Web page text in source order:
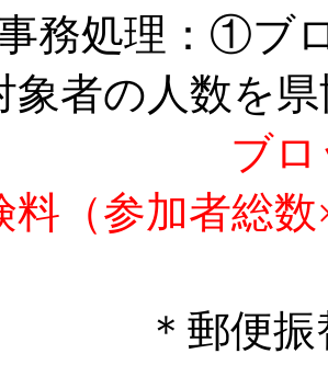
処理：①ブロ
象者の人数を
ブ
料（参加者総
振替口座